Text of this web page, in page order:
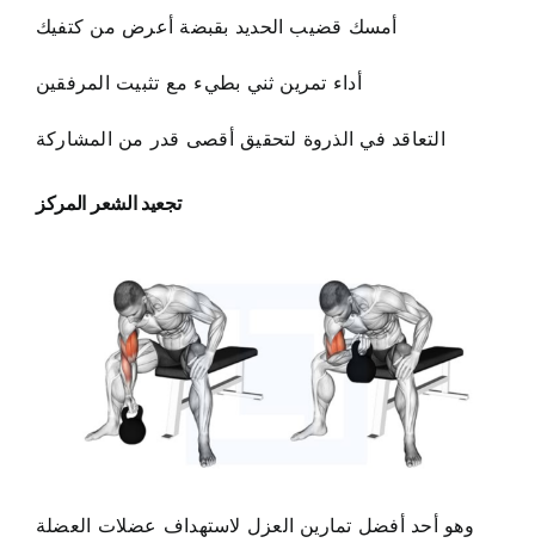
أمسك قضيب الحديد بقبضة أعرض من كتفيك
أداء تمرين ثني بطيء مع تثبيت المرفقين
التعاقد في الذروة لتحقيق أقصى قدر من المشاركة
تجعيد الشعر المركز
وهو أحد أفضل تمارين العزل لاستهداف عضلات العضلة